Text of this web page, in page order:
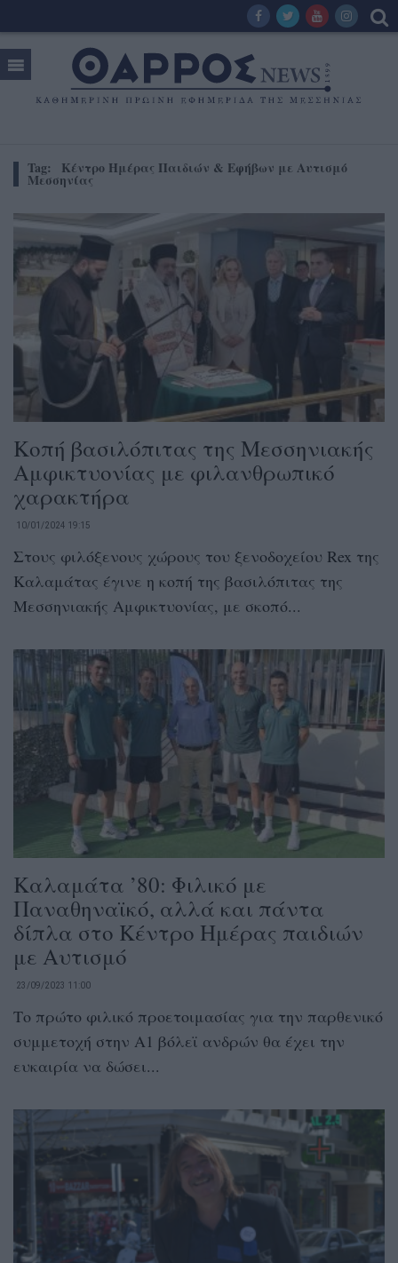
Tag: Κέντρο Ημέρας Παιδιών & Εφήβων με Αυτισμό
Μεσσηνίας
Κοπή βασιλόπιτας της Μεσσηνιακής
Αμφικτυονίας με φιλανθρωπικό
χαρακτήρα
10/01/2024 19:15
Στους φιλόξενους χώρους του ξενοδοχείου Rex της
Καλαμάτας έγινε η κοπή της βασιλόπιτας της
Μεσσηνιακής Αμφικτυονίας, με σκοπό...
Καλαμάτα ’80: Φιλικό με
Παναθηναϊκό, αλλά και πάντα
δίπλα στο Κέντρο Ημέρας παιδιών
με Αυτισμό
23/09/2023 11:00
Το πρώτο φιλικό προετοιμασίας για την παρθενικό
συμμετοχή στην Α1 βόλεϊ ανδρών θα έχει την
ευκαιρία να δώσει...